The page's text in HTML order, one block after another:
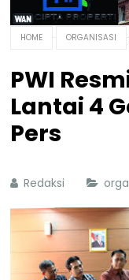
HOME ORGANISASI
PWI
Lantai 4
Pers
Redaksi